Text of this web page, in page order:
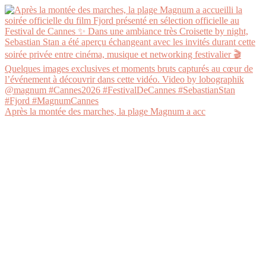
Après la montée des marches, la plage Magnum a acc